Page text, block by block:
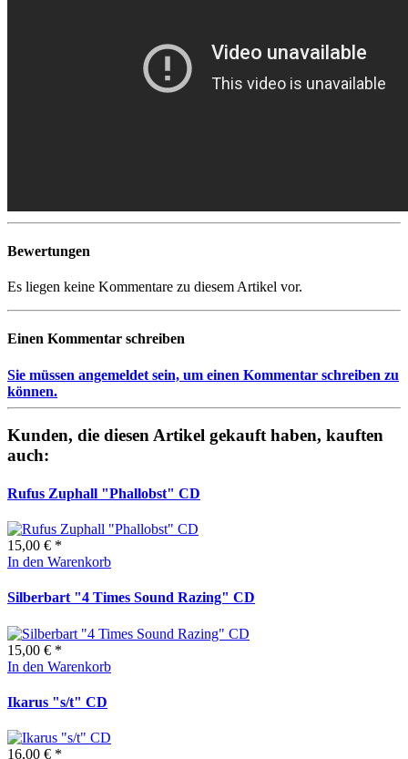
Bewertungen
Es liegen keine Kommentare zu diesem Artikel vor.
Einen Kommentar schreiben
Sie müssen angemeldet sein, um einen Kommentar schreiben zu
können.
Kunden, die diesen Artikel gekauft haben, kauften
auch:
Rufus Zuphall "Phallobst" CD
15,00 € *
In den Warenkorb
Silberbart "4 Times Sound Razing" CD
15,00 € *
In den Warenkorb
Ikarus "s/t" CD
16,00 € *